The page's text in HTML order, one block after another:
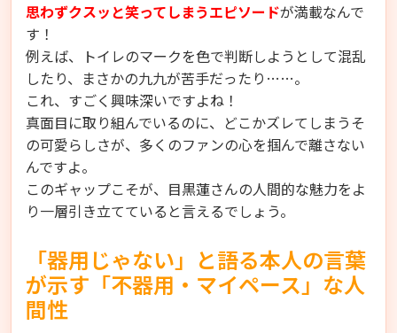
思わずクスッと笑ってしまうエピソードが満載なんで
す！
例えば、トイレのマークを色で判断しようとして混乱
したり、まさかの九九が苦手だったり……。
これ、すごく興味深いですよね！
真面目に取り組んでいるのに、どこかズレてしまうそ
の可愛らしさが、多くのファンの心を掴んで離さない
んですよ。
このギャップこそが、目黒蓮さんの人間的な魅力をよ
り一層引き立てていると言えるでしょう。
「器用じゃない」と語る本人の言葉
が示す「不器用・マイペース」な人
間性